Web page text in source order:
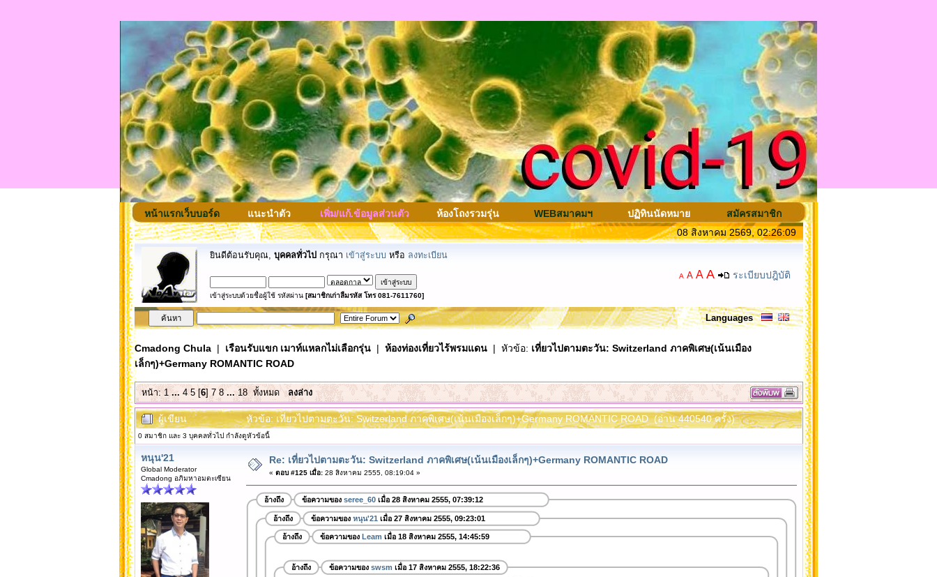
หน้าแรกเว็บบอร์ด แนะนำตัว เพิ่ม/แก้.ข้อมูลส่วนตัว ห้องโถงรวมรุ่น WEBสมาคมฯ ปฏิทินนัดหมาย
สมัครสมาชิก
08 สิงหาคม 2569, 02:26:09
ยินดีต้อนรับคุณ, บุคคลทั่วไป กรุณา เข้าสู่ระบบ หรือ ลงทะเบียน
เข้าสู่ระบบด้วยชื่อผู้ใช้ รหัสผ่าน [สมาชิกเก่าลืมรหัส โทร 081-7611760]
A A A A ระเบียบปฎิบัติ
Languages
Cmadong Chula| เรือนรับแขก เมาท์แหลกไม่เลือกรุ่น| ห้องท่องเที่ยวไร้พรมแดน| หัวข้อ: เที่ยวไปตามตะวัน: Switzerland ภาคพิเศษ(เน้นเมือง
เล็กๆ)+Germany ROMANTIC ROAD
หน้า:1 ... 4 5[6] 7 8 ...18 ทั้งหมด ลงล่าง
ผู้เขียน หัวข้อ: เที่ยวไปตามตะวัน: Switzerland ภาคพิเศษ(เน้นเมืองเล็กๆ)+Germany ROMANTIC ROAD (อ่าน 440540 ครั้ง)
0 สมาชิก และ 3 บุคคลทั่วไป กำลังดูหัวข้อนี้
หนุน'21
Global Moderator
Cmadong อภิมหาอมตะเซียน
Re: เที่ยวไปตามตะวัน: Switzerland ภาคพิเศษ(เน้นเมืองเล็กๆ)+Germany ROMANTIC ROAD
« ตอบ #125 เมื่อ:28 สิงหาคม 2555, 08:19:04 »
อ้างถึง ข้อความของ seree_60เมื่อ 28 สิงหาคม 2555, 07:39:12
อ้างถึง ข้อความของ หนุน'21 เมื่อ 27 สิงหาคม 2555, 09:23:01
อ้างถึง ข้อความของ Leam เมื่อ 18 สิงหาคม 2555, 14:45:59
อ้างถึง ข้อความของ swsm เมื่อ 17 สิงหาคม 2555, 18:22:36